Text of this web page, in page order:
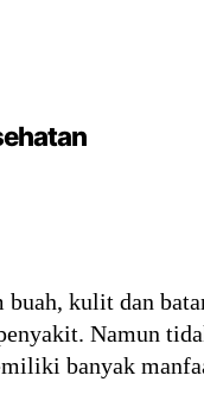
kulit dan
Namun
banyak